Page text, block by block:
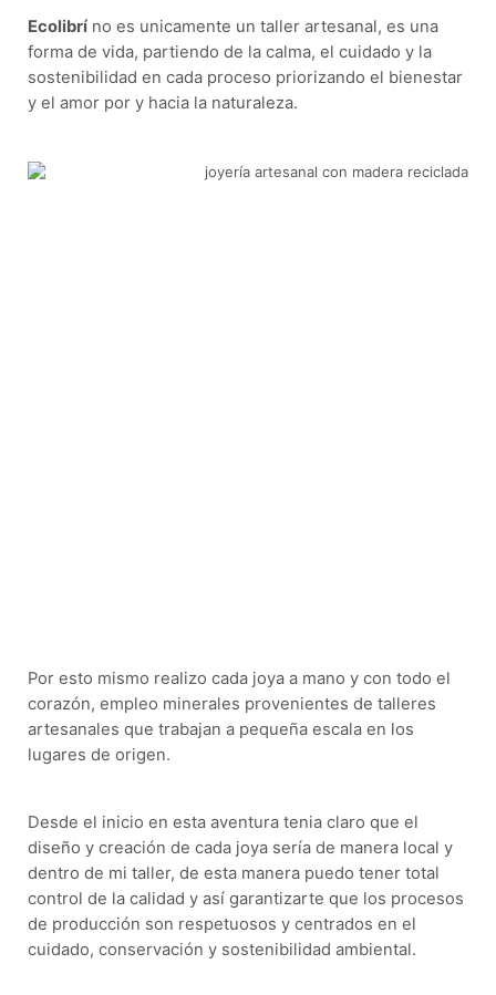
Ecolibrí no es unicamente un taller artesanal, es una
forma de vida, partiendo de la calma, el cuidado y la
sostenibilidad en cada proceso priorizando el bienestar
y el amor por y hacia la naturaleza.
Por esto mismo realizo cada joya a mano y con todo el
corazón, empleo minerales provenientes de talleres
artesanales que trabajan a pequeña escala en los
lugares de origen.
Desde el inicio en esta aventura tenia claro que el
diseño y creación de cada joya sería de manera local y
dentro de mi taller, de esta manera puedo tener total
control de la calidad y así garantizarte que los procesos
de producción son respetuosos y centrados en el
cuidado, conservación y sostenibilidad ambiental.